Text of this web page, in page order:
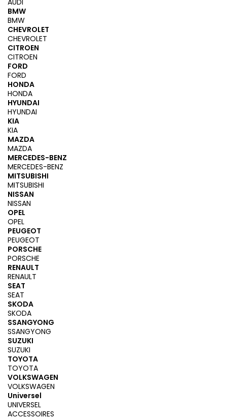
AUDI
BMW
BMW
CHEVROLET
CHEVROLET
CITROEN
CITROEN
FORD
FORD
HONDA
HONDA
HYUNDAI
HYUNDAI
KIA
KIA
MAZDA
MAZDA
MERCEDES-BENZ
MERCEDES-BENZ
MITSUBISHI
MITSUBISHI
NISSAN
NISSAN
OPEL
OPEL
PEUGEOT
PEUGEOT
PORSCHE
PORSCHE
RENAULT
RENAULT
SEAT
SEAT
SKODA
SKODA
SSANGYONG
SSANGYONG
SUZUKI
SUZUKI
TOYOTA
TOYOTA
VOLKSWAGEN
VOLKSWAGEN
Universel
UNIVERSEL
ACCESSOIRES